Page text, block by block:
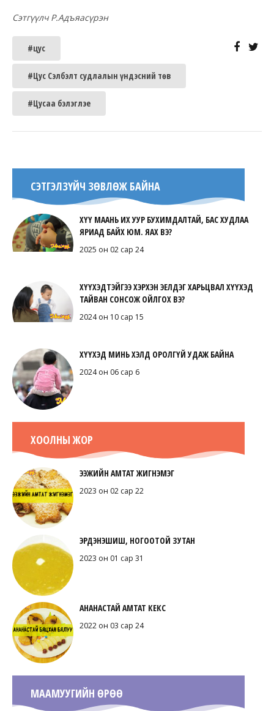
Сэтгүүлч Р.Адъяасүрэн
#цус
#Цус Сэлбэлт судлалын үндэсний төв
#Цусаа бэлэглэе
СЭТГЭЛЗҮЙЧ ЗӨВЛӨЖ БАЙНА
ХҮҮ МААНЬ ИХ УУР БУХИМДАЛТАЙ, БАС ХУДЛАА
ЯРИАД БАЙХ ЮМ. ЯАХ ВЭ?
2025 он 02 сар 24
ХҮҮХЭДТЭЙГЭЭ ХЭРХЭН ЭЕЛДЭГ ХАРЬЦВАЛ ХҮҮХЭД
ТАЙВАН СОНСОЖ ОЙЛГОХ ВЭ?
2024 он 10 сар 15
ХҮҮХЭД МИНЬ ХЭЛД ОРОЛГҮЙ УДАЖ БАЙНА
2024 он 06 сар 6
ХООЛНЫ ЖОР
ЭЭЖИЙН АМТАТ ЖИГНЭМЭГ
2023 он 02 сар 22
ЭРДЭНЭШИШ, НОГООТОЙ ЗУТАН
2023 он 01 сар 31
АНАНАСТАЙ АМТАТ КЕКС
2022 он 03 сар 24
МААМУУГИЙН ӨРӨӨ